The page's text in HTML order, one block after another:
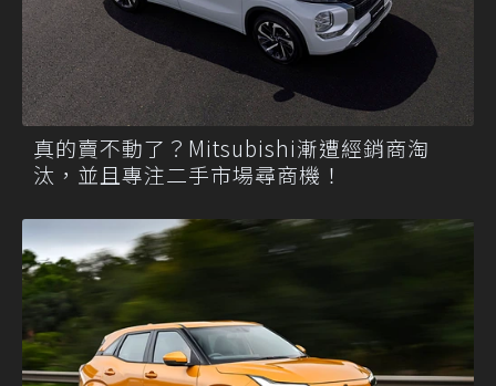
真的賣不動了？Mitsubishi漸遭經銷商淘
汰，並且專注二手市場尋商機！